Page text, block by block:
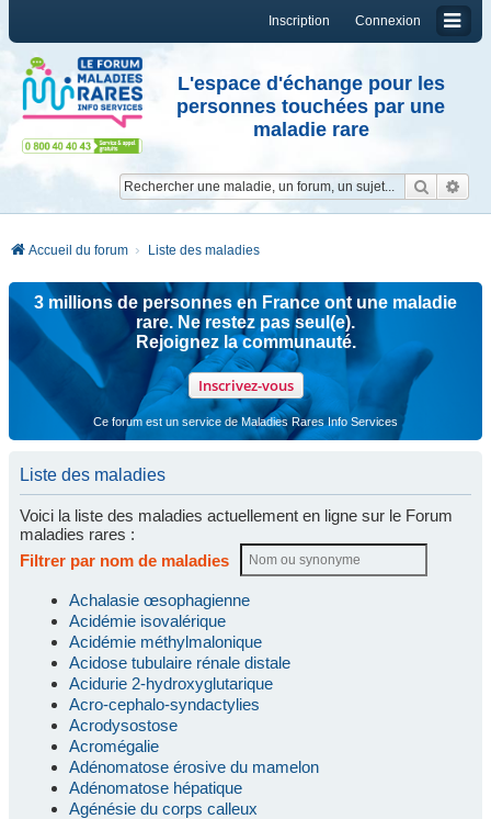
Connexion
Inscription
L'espace d'échange pour les
personnes touchées par une
maladie rare
Accueil du forum Liste des maladies
3 millions de personnes en France ont une maladie
rare. Ne restez pas seul(e).
Rejoignez la communauté.
Inscrivez-vous
Ce forum est un service de Maladies Rares Info Services
Liste des maladies
Voici la liste des maladies actuellement en ligne sur le Forum
maladies rares :
Filtrer par nom de maladies
Achalasie œsophagienne
Acidémie isovalérique
Acidémie méthylmalonique
Acidose tubulaire rénale distale
Acidurie 2-hydroxyglutarique
Acro-cephalo-syndactylies
Acrodysostose
Acromégalie
Adénomatose érosive du mamelon
Adénomatose hépatique
Agénésie du corps calleux